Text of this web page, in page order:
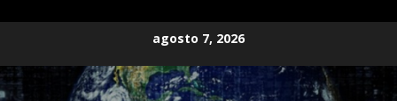
contenido
agosto 7, 2026